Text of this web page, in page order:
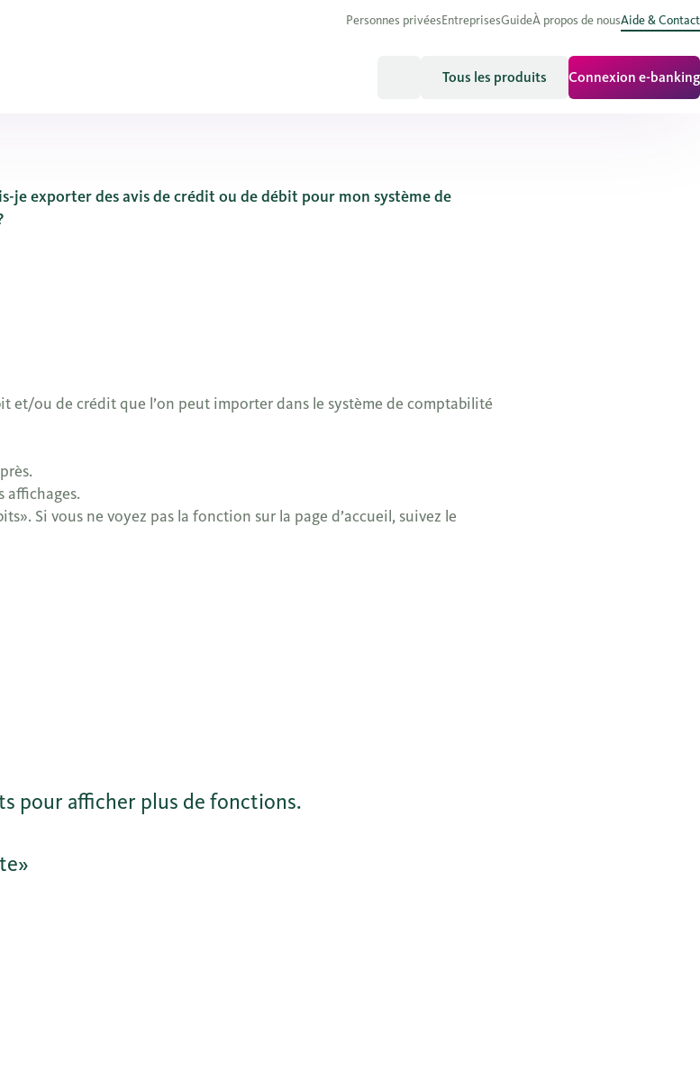
Personnes privéesEntreprisesGuideÀ propos de nousAide & Contact
Tous les produits Connexion e-banking
je exporter des avis de crédit ou de débit pour mon système de
comptabilité?
et/ou de crédit que l’on peut importer dans le système de comptabilité
affichages.
Si vous ne voyez pas la fonction sur la page d’accueil, suivez le
pour afficher plus de fonctions.